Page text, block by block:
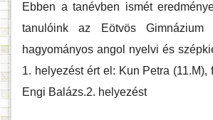
Ebben a tanévben ismét
tanulóink az Eötvös Gimnázium
hagyományos angol nyelvi és
1. helyezést ért el: Kun Petra (11.M),
Engi Balázs.2. helyezést